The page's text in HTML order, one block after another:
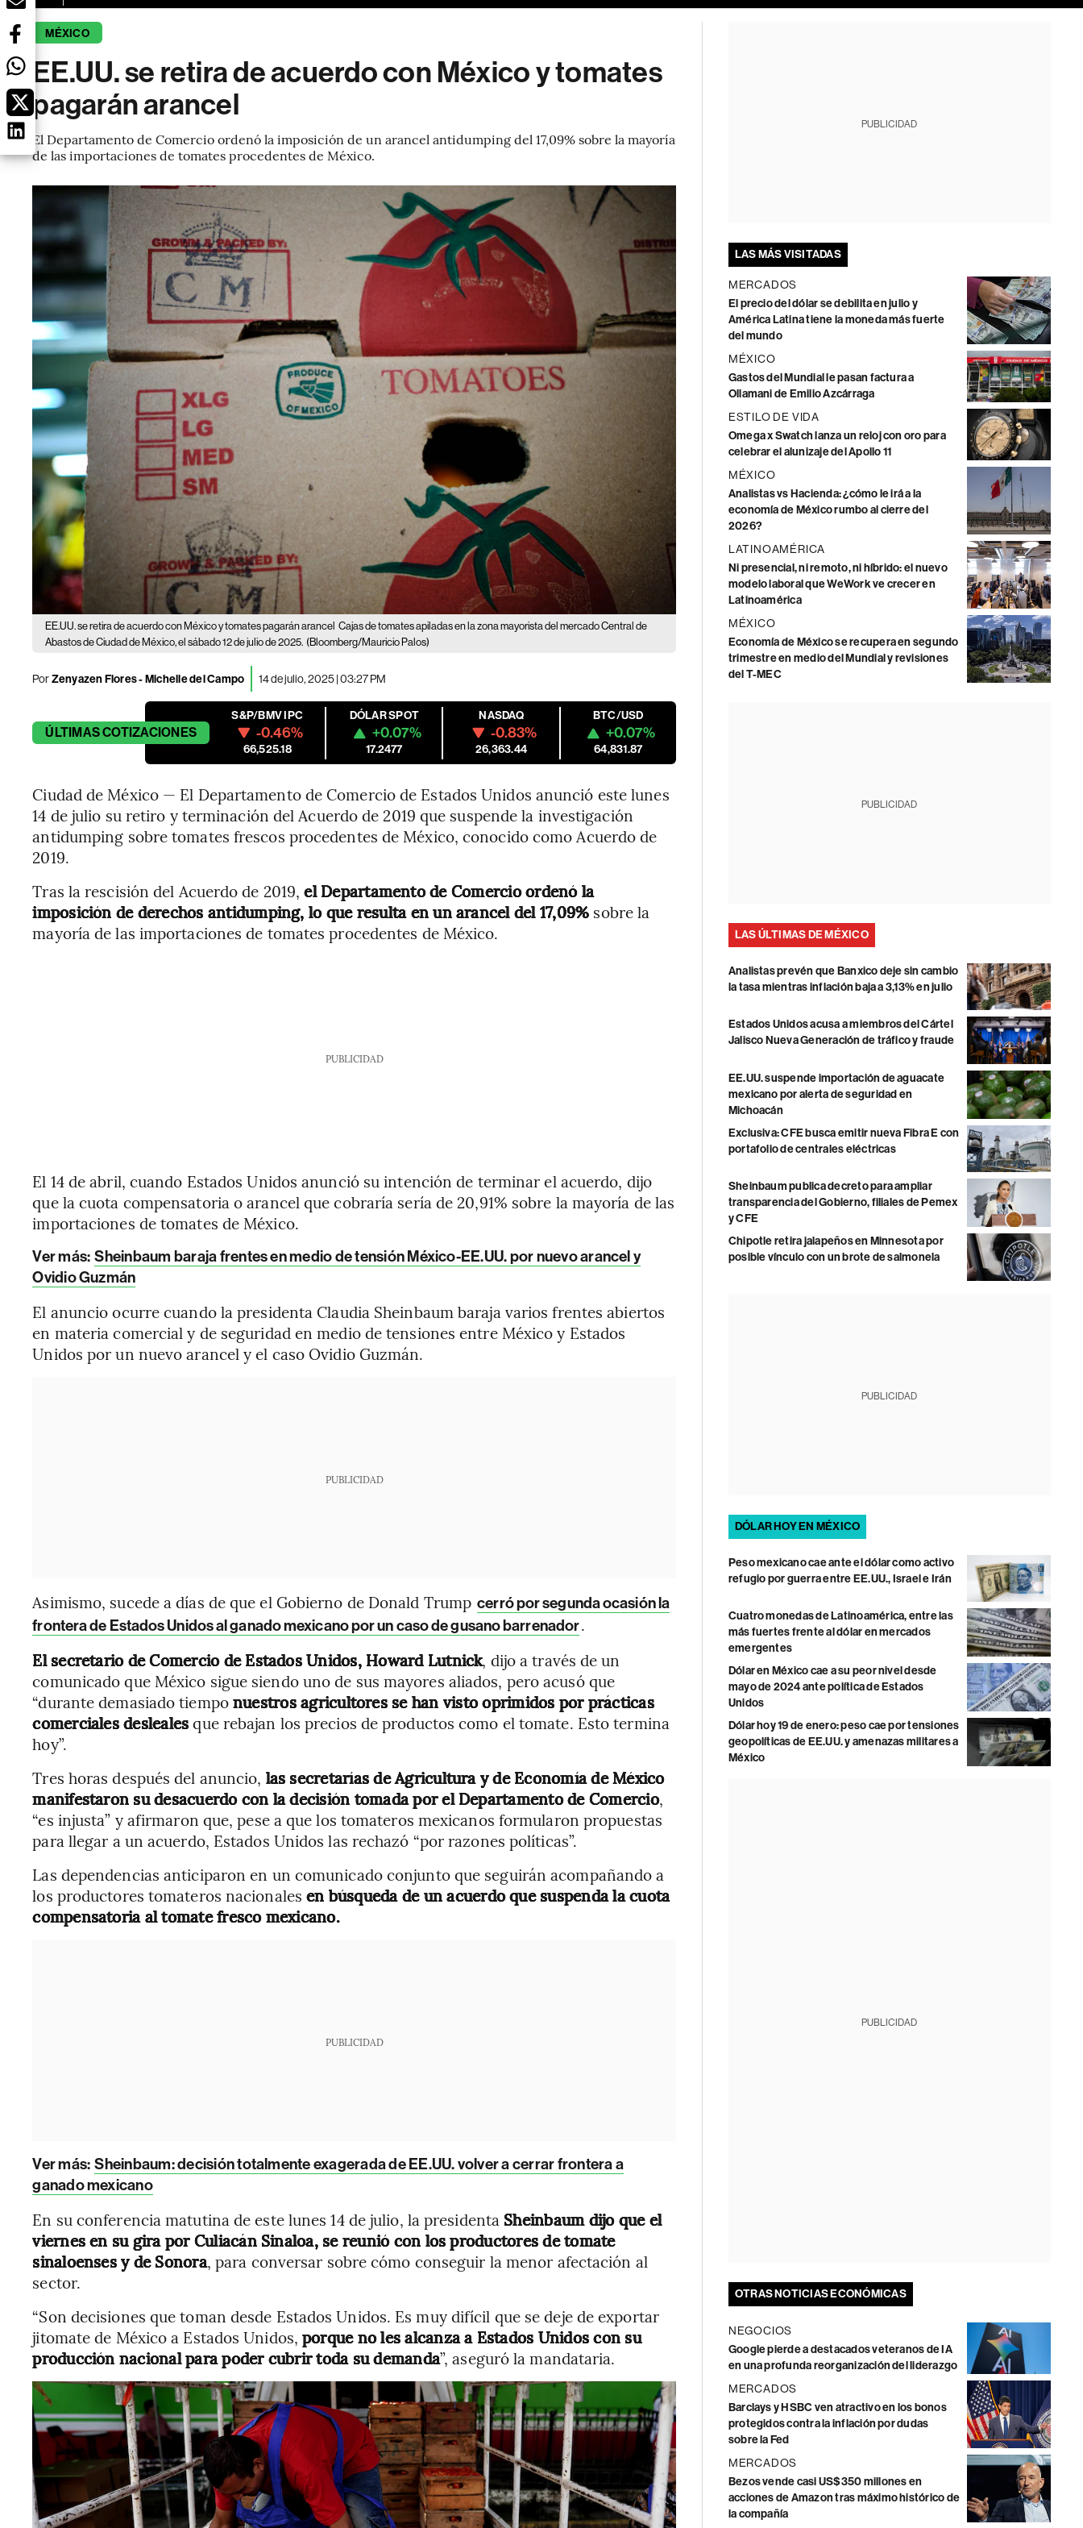
MÉXICO
EE.UU. se retira de acuerdo con México y tomates
pagarán arancel
El Departamento de Comercio ordenó la imposición de un arancel antidumping del 17,09% sobre la mayoría
de las importaciones de tomates procedentes de México.
EE.UU. se retira de acuerdo con México y tomates pagarán arancel Cajas de tomates apiladas en la zona mayorista del mercado Central de
Abastos de Ciudad de México, el sábado 12 de julio de 2025. (Bloomberg/Mauricio Palos)
PorZenyazen Flores-Michelle del Campo 14 de julio, 2025 | 03:27 PM
ÚLTIMASCOTIZACIONES
S&P/BMV IPC
-0.46%
66,525.18
DÓLAR SPOT
+0.07%
17.2477
NASDAQ
-0.83%
26,363.44
BTC/USD
+0.07%
64,831.87
Ciudad de México — El Departamento de Comercio de Estados Unidos anunció este lunes
14 de julio su retiro y terminación del Acuerdo de 2019 que suspende la investigación
antidumping sobre tomates frescos procedentes de México, conocido como Acuerdo de
2019.
Tras la rescisión del Acuerdo de 2019, el Departamento de Comercio ordenó la
imposición de derechos antidumping, lo que resulta en un arancel del 17,09% sobre la
mayoría de las importaciones de tomates procedentes de México.
PUBLICIDAD
El 14 de abril, cuando Estados Unidos anunció su intención de terminar el acuerdo, dijo
que la cuota compensatoria o arancel que cobraría sería de 20,91% sobre la mayoría de las
importaciones de tomates de México.
Ver más: Sheinbaum baraja frentes en medio de tensión México-EE.UU. por nuevo arancel y
Ovidio Guzmán
El anuncio ocurre cuando la presidenta Claudia Sheinbaum baraja varios frentes abiertos
en materia comercial y de seguridad en medio de tensiones entre México y Estados
Unidos por un nuevo arancel y el caso Ovidio Guzmán.
PUBLICIDAD
Asimismo, sucede a días de que el Gobierno de Donald Trump cerró por segunda ocasión la
frontera de Estados Unidos al ganado mexicano por un caso de gusano barrenador.
El secretario de Comercio de Estados Unidos, Howard Lutnick, dijo a través de un
comunicado que México sigue siendo uno de sus mayores aliados, pero acusó que
“durante demasiado tiemponuestros agricultores se han visto oprimidos por prácticas
comerciales deslealesque rebajan los precios de productos como el tomate. Esto termina
hoy”.
Tres horas después del anuncio, las secretarías de Agricultura y de Economía de México
manifestaron su desacuerdo con la decisión tomada por el Departamento de Comercio,
“es injusta” y afirmaron que, pese a que los tomateros mexicanos formularon propuestas
para llegar a un acuerdo, Estados Unidos las rechazó “por razones políticas”.
Las dependencias anticiparon en un comunicado conjunto que seguirán acompañando a
los productores tomateros nacionalesen búsqueda de un acuerdo que suspenda la cuota
compensatoria al tomate fresco mexicano.
PUBLICIDAD
Ver más: Sheinbaum: decisión totalmente exagerada de EE.UU. volver a cerrar frontera a
ganado mexicano
En su conferencia matutina de este lunes 14 de julio, la presidenta Sheinbaum dijo que el
viernes en su gira por Culiacán Sinaloa, se reunió con los productores de tomate
sinaloenses y de Sonora, para conversar sobre cómo conseguir la menor afectación al
sector.
“Son decisiones que toman desde Estados Unidos. Es muy difícil que se deje de exportar
jitomate de México a Estados Unidos,porque no les alcanza a Estados Unidos con su
producción nacional para poder cubrir toda su demanda”, aseguró la mandataria.
PUBLICIDAD
LAS MÁS VISITADAS
MERCADOS
El precio del dólar se debilita en julio y
América Latina tiene la moneda más fuerte
del mundo
MÉXICO
Gastos del Mundial le pasan factura a
Ollamani de Emilio Azcárraga
ESTILO DE VIDA
Omega x Swatch lanza un reloj con oro para
celebrar el alunizaje del Apollo 11
MÉXICO
Analistas vs Hacienda: ¿cómo le irá a la
economía de México rumbo al cierre del
2026?
LATINOAMÉRICA
Ni presencial, ni remoto, ni híbrido: el nuevo
modelo laboral que WeWork ve crecer en
Latinoamérica
MÉXICO
Economía de México se recupera en segundo
trimestre en medio del Mundial y revisiones
del T-MEC
PUBLICIDAD
LAS ÚLTIMAS DE MÉXICO
Analistas prevén que Banxico deje sin cambio
la tasa mientras inflación baja a 3,13% en julio
Estados Unidos acusa a miembros del Cártel
Jalisco Nueva Generación de tráfico y fraude
EE.UU. suspende importación de aguacate
mexicano por alerta de seguridad en
Michoacán
Exclusiva: CFE busca emitir nueva Fibra E con
portafolio de centrales eléctricas
Sheinbaum publica decreto para ampliar
transparencia del Gobierno, filiales de Pemex
y CFE
Chipotle retira jalapeños en Minnesota por
posible vínculo con un brote de salmonela
PUBLICIDAD
DÓLAR HOY EN MÉXICO
Peso mexicano cae ante el dólar como activo
refugio por guerra entre EE.UU., Israel e Irán
Cuatro monedas de Latinoamérica, entre las
más fuertes frente al dólar en mercados
emergentes
Dólar en México cae a su peor nivel desde
mayo de 2024 ante política de Estados
Unidos
Dólar hoy 19 de enero: peso cae por tensiones
geopolíticas de EE.UU. y amenazas militares a
México
PUBLICIDAD
OTRAS NOTICIAS ECONÓMICAS
NEGOCIOS
Google pierde a destacados veteranos de IA
en una profunda reorganización del liderazgo
MERCADOS
Barclays y HSBC ven atractivo en los bonos
protegidos contra la inflación por dudas
sobre la Fed
MERCADOS
Bezos vende casi US$350 millones en
acciones de Amazon tras máximo histórico de
la compañía